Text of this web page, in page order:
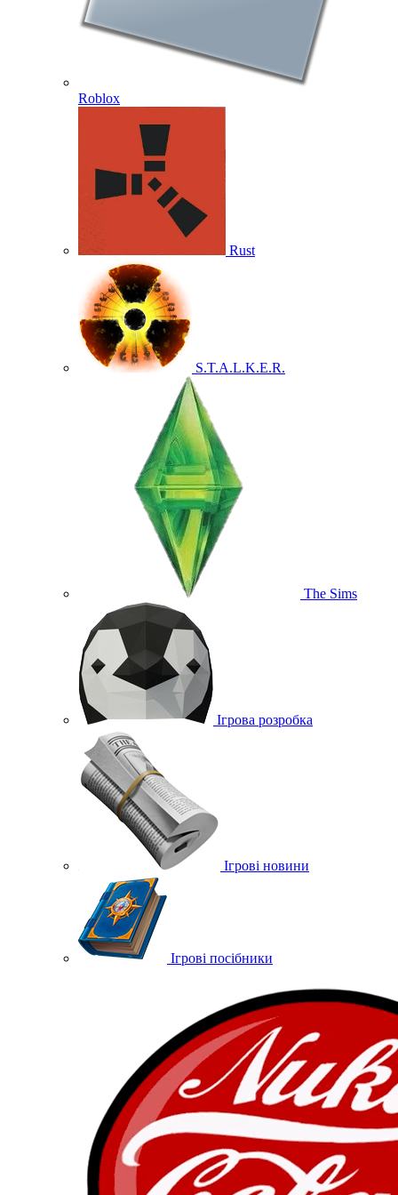
Roblox
Rust
S.T.A.L.K.E.R.
The Sims
Ігрова розробка
Ігрові новини
Ігрові посібники